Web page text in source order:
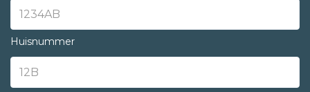
Huisnummer